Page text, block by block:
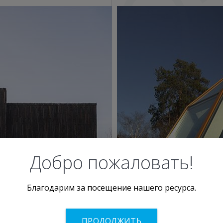
Добро пожаловать!
Благодарим за посещение нашего ресурса.